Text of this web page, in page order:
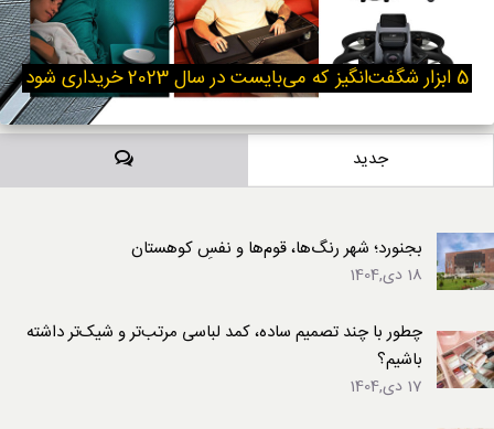
5 ابزار شگفت‌انگیز که می‌بایست در سال 2023 خریداری شود
جدید دیدگاه‌ها
بجنورد؛ شهر رنگ‌ها، قوم‌ها و نفسِ کوهستان
18 دی,1404
چطور با چند تصمیم ساده، کمد لباسی مرتب‌تر و شیک‌تر داشته
باشیم؟
17 دی,1404